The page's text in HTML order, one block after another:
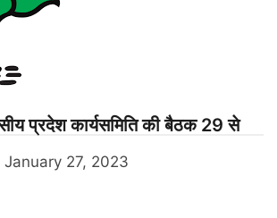
प्रदेश कार्यसमिति की बैठक 29 से
January 27, 2023